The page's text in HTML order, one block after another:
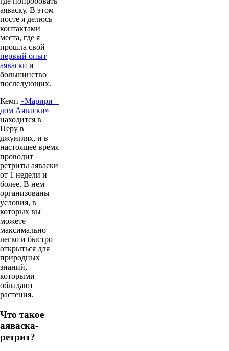
аяваску. В этом
посте я делюсь
контактами
места, где я
прошла свой
первый опыт
аяваски и
большинство
последующих.
Кемп «Марири –
дом Аяваски»
находится в
Перу в
джунглях, и в
настоящее время
проводит
ретриты аяваски
от 1 недели и
более. В нем
организованы
условия, в
которых вы
можете
максимально
легко и быстро
открыться для
природных
знаний,
которыми
обладают
растения.
Что такое
аяваска-
ретрит?